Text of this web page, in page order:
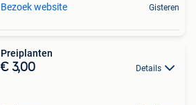
Bezoek website Gisteren
Preiplanten
€ 3,00 Details